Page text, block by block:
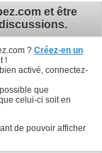
et être
? Créez-en un
!
activé, connectez-
que
celui-ci soit en
de pouvoir afficher